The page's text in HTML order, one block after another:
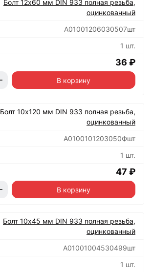
Болт 12х60 мм DIN 933 полная резьба,
оцинкованный
А01001206030507шт
1 шт.
36 ₽
В корзину
Болт 10х120 мм DIN 933 полная резьба,
оцинкованный
А0100101203050Фшт
1 шт.
47 ₽
В корзину
Болт 10х45 мм DIN 933 полная резьба,
оцинкованный
А01001004530499шт
1 шт.